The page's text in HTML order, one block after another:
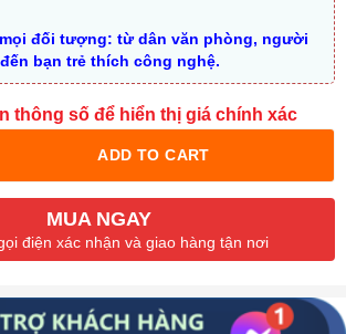
đối tượng: từ dân văn phòng, người
bạn trẻ thích công nghệ.
thông số để hiển thị giá chính xác
ADD TO CART
MUA NGAY
điện xác nhận và giao hàng tận nơi